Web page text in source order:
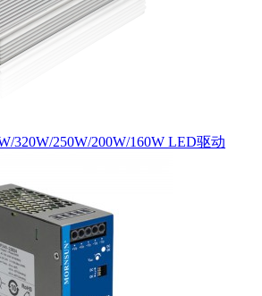
320W/250W/200W/160W LED驱动